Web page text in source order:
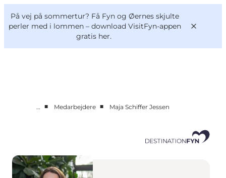
På vej på sommertur? Få Fyn og Øernes skjulte
perler med i lommen – download VisitFyn-appen
gratis her.
Bliv medlem
Kontakt
Om os
Deutsch
… ■ Medarbejdere ■ Maja Schiffer Jessen